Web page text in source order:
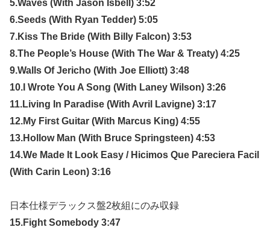
5.Waves (With Jason Isbell) 3:52
6.Seeds (With Ryan Tedder) 5:05
7.Kiss The Bride (With Billy Falcon) 3:53
8.The People’s House (With The War & Treaty) 4:25
9.Walls Of Jericho (With Joe Elliott) 3:48
10.I Wrote You A Song (With Laney Wilson) 3:26
11.Living In Paradise (With Avril Lavigne) 3:17
12.My First Guitar (With Marcus King) 4:55
13.Hollow Man (With Bruce Springsteen) 4:53
14.We Made It Look Easy / Hicimos Que Pareciera Facil
(With Carin Leon) 3:16
日本仕様デラックス盤2枚組にのみ収録
15.Fight Somebody 3:47